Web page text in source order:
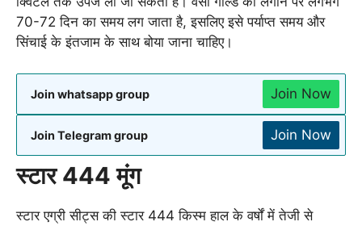
70-72 दिन का समय लग जाता है, इसलिए इसे पर्याप्त समय और
सिंचाई के इंतजाम के साथ बोया जाना चाहिए।
Join whatsapp group Join Now
Join Telegram group Join Now
स्टार 444 मूंग
स्टार एग्री सीट्स की स्टार 444 किस्म हाल के वर्षों में तेजी से